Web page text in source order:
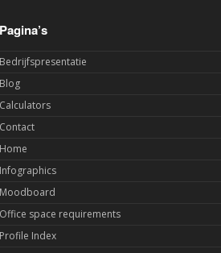
Pagina’s
Bedrijfspresentatie
Blog
Calculators
Contact
Home
Infographics
Moodboard
Office space requirements
Profile Index